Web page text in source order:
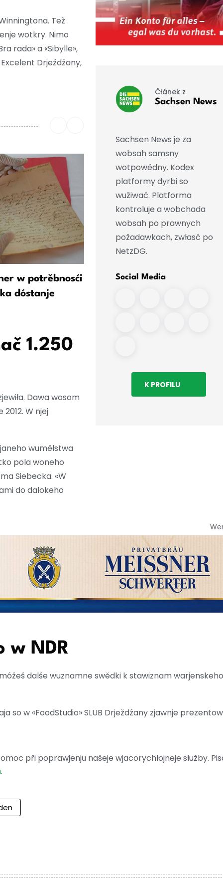
Tež
wotkry. Nimo
rada» a «Sibylle»,
Drježdźany,
w potrěbnosći
dóstanje
Wustajeńca wo erotiskich
1.250
Dawa wosom
W njej
wuměłstwa
pola woneho
Siebecka. «W
do dalokeho
Čłánek z
Sachsen News
Sachsen News je za
wobsah samsny
wotpowědny. Kodex
platformy dyrbi so
wužiwać. Platforma
kontroluje a wobchada
wobsah po prawnych
požadawkach, zwłasć po
NetzDG.
Social Media
K PROFILU
w NDR
dalše wuznamne swědki k stawiznam warjenskeho
w «FoodStudio» SLUB Drježdźany zjawnje
při poprawjenju našeje wjacorychłojneje słužby.
.